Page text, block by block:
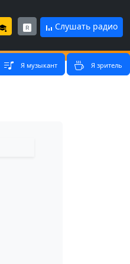
Слушать радио
Я музыкант Я зритель